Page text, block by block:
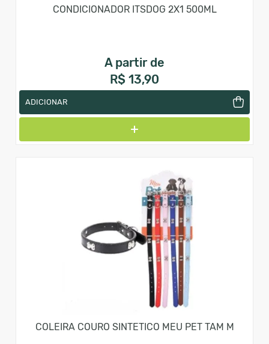
CONDICIONADOR ITSDOG 2X1 500ML
A partir de
R$ 13,90
ADICIONAR
COLEIRA COURO SINTETICO MEU PET TAM M